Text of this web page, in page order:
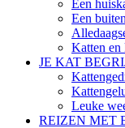
Een
Een
Katten en
JE KAT
Leuke
REIZEN MET